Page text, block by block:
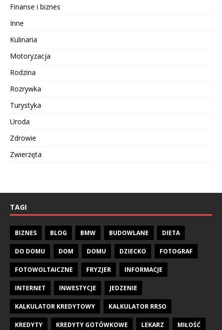
Finanse i biznes
Inne
Kulinaria
Motoryzacja
Rodzina
Rozrywka
Turystyka
Uroda
Zdrowie
Zwierzęta
TAGI
BIZNES BLOG BMW BUDOWLANE DIETA
DO DOMU DOM DOMU DZIECKO FOTOGRAF
FOTOWOLTAICZNE FRYZJER INFORMACJE
INTERNET INWESTYCJE JEDZENIE
KALKULATOR KREDYTOWY KALKULATOR RRSO
KREDYTY KREDYTY GOTÓWKOWE LEKARZ MIŁOŚĆ